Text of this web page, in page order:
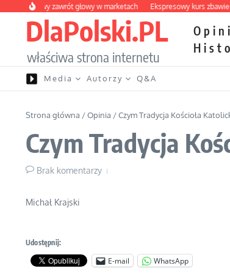
Przejdź do treścizawrót głowy w marketach Ekspresowy kurs zbawienia
DlaPolski.PL
właściwa strona internetu
Media Autorzy Q&A
Strona główna /Opinia /Czym Tradycja Kościoła
Czym Tradycja
Brak komentarzy
Michał Krajski
Udostępnij:
E-mail WhatsApp